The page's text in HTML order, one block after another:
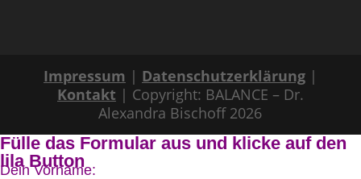
Impressum | Datenschutzerklärung|
Kontakt | Copyright: BALANCE – Dr.
Alexandra Bischoff 2026
Fülle das Formular aus und klicke auf den
lila Button
Dein Vorname: